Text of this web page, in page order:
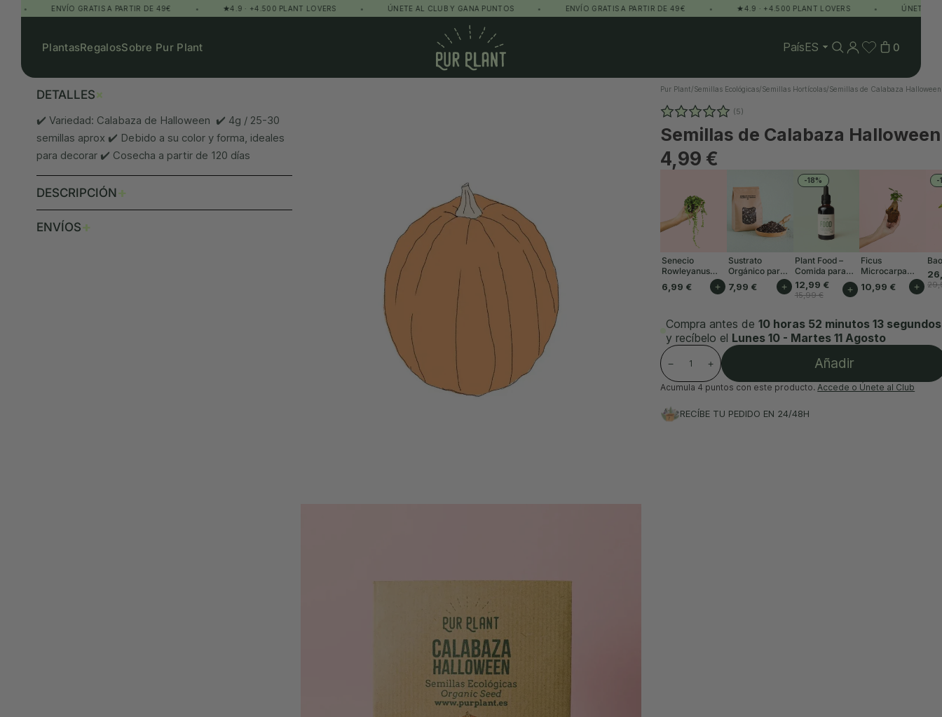
ENVÍO GRATIS A PARTIR DE 49€ • ★4.9 · +4.500 PLANT LOVERS • ÚNETE AL CLUB Y GANA PUNTOS • ENVÍO GRATIS A PARTIR DE 49€ • ★4.9 · +4.500 PLANT LOVERS • ÚNETE AL CLUB
PlantasRegalosSobre Pur Plant
Pur Plant
País
0
Pur Plant/Semillas Ecológicas/Semillas Hortícolas/Semillas de Calabaza Halloween
(5)
Semillas de Calabaza Halloween
4,99 €
Senecio
Rowleyanus
Mini
6,99 € +
Sustrato
Orgánico para
Plantas de
Interior 3L
7,99 € +
-18%
Plant Food –
Comida para
Plantas Interior
50ml
12,99 €
15,99 € +
Ficus
Microcarpa
Mini
10,99 € +
-
Compra antes de10 horas 52 minutos 11 segundos
y recíbelo el Lunes 10 - Martes 11 Agosto
− + Añadir
Acumula 4 puntos con este producto.Accede o Únete al Club
RECÍBE TU PEDIDO EN 24/48H
DETALLES+
✔️ Variedad: Calabaza de Halloween ✔️ 4g / 25-30
semillas aprox ✔️ Debido a su color y forma, ideales
para decorar ✔️ Cosecha a partir de 120 días
DESCRIPCIÓN +
ENVÍOS+